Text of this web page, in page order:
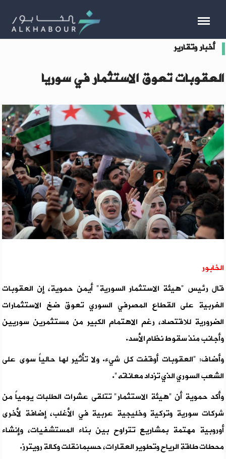
أخبار وتقارير
العقوبات تعوق الاستثمار في سوريا
الخابور
قال رئيس "هيئة الاستثمار السورية" أيمن حموية، إن العقوبات
الغربية على القطاع المصرفي السوري تعوق ضخ الاستثمارات
الضرورية للاقتصاد، رغم الاهتمام الكبير من مستثمرين سوريين
وأجانب منذ سقوط نظام الأسد.
وأضاف: "العقوبات أوقفت كل شيء. ولا تأثير لها حالياً سوى على
الشعب السوري الذي تزداد معاناته".
وأكد حموية أن "هيئة الاستثمار" تتلقى عشرات الطلبات يومياً من
شركات سورية وتركية وخليجية عربية في الأغلب، إضافة لأخرى
أوروبية مهتمة بمشاريع تتراوح بين بناء المستشفيات، وإنشاء
محطات طاقة الرياح وتطوير العقارات، حسبما نقلت وكالة رويترز.